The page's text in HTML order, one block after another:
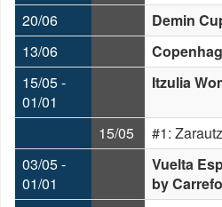
20/06 Demin
13/06
15/05 -
01/01
Itzulia
15/05 #1:
03/05 -
01/01
Vuelta
by